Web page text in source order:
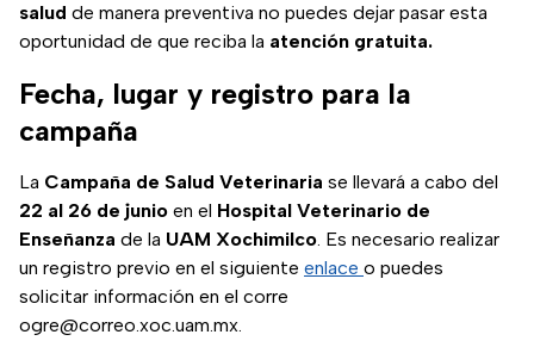
salud de manera preventiva no puedes dejar pasar esta
oportunidad de que reciba la atención gratuita.
Fecha, lugar y registro para la
campaña
La Campaña de Salud Veterinaria se llevará a cabo del
22 al 26 de junio en el Hospital Veterinario de
Enseñanza de la UAM Xochimilco. Es necesario realizar
un registro previo en el siguiente enlace o puedes
solicitar información en el corre
ogre@correo.xoc.uam.mx.